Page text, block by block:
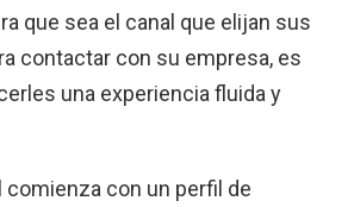
que sea el canal que elijan sus
contactar con su empresa, es
una experiencia fluida y
comienza con un perfil de